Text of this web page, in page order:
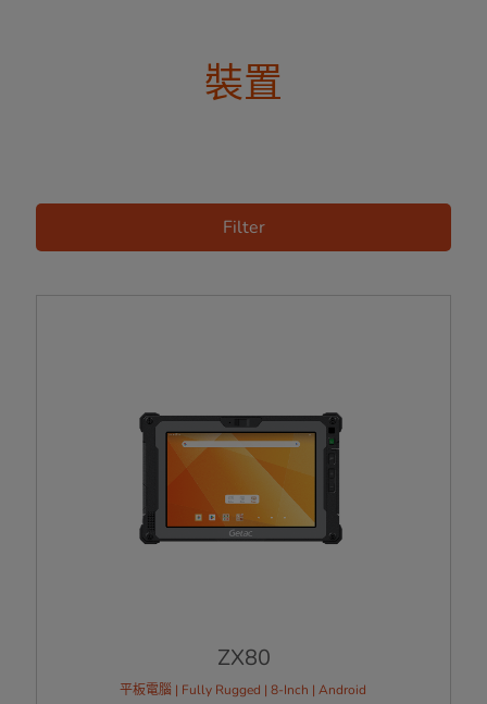
裝置
Filter
ZX80
平板電腦 | Fully Rugged | 8-Inch | Android